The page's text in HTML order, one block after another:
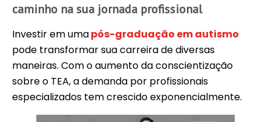
caminho na sua jornada profissional
Investir em umapós-graduação em autismo
pode transformar sua carreira de diversas
maneiras. Com o aumento da conscientização
sobre o TEA, a demanda por profissionais
especializados tem crescido exponencialmente.